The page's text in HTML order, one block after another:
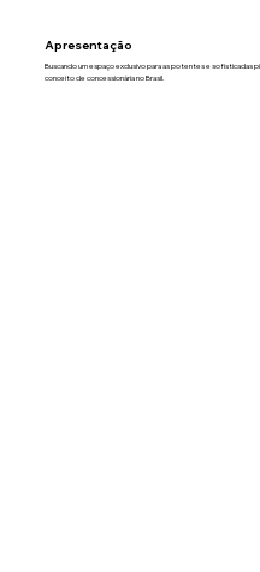
Apresentação
Buscando um espaço exclusivo para as potentes e sofisticadas
conceito de concessionária no Brasil.